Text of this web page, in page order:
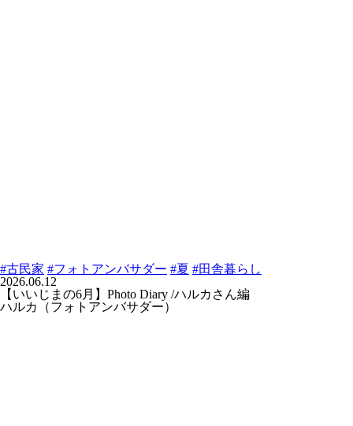
#古民家 #フォトアンバサダー #夏 #田舎暮らし
2026.06.12
【いいじまの6月】Photo Diary /ハルカさん編
ハルカ（フォトアンバサダー）